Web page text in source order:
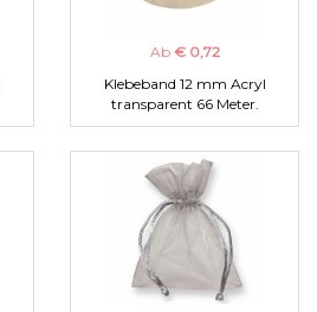
Ab € 0,72
Klebeband 12 mm Acryl
transparent 66 Meter.